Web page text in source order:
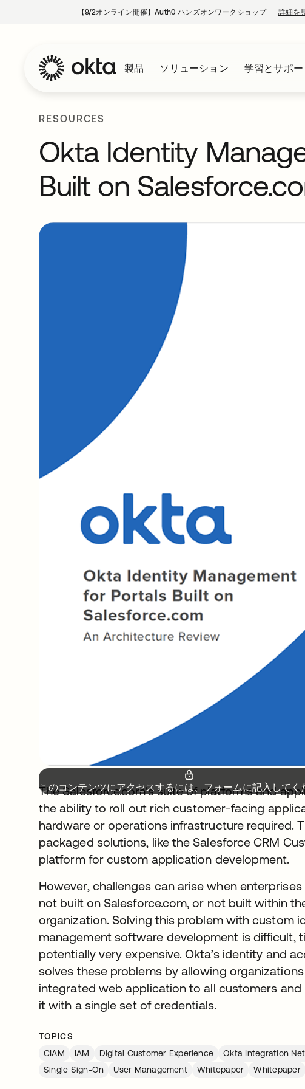
【9/2オンライン開催】Auth0 ハンズオンワークショップ 詳細を
製品 ソリューション 学習とサポー
RESOURCES
Okta Identity
Built on
このコンテンツにアクセスするには、フォームに記入してく
The Salesforce.com's suite of platforms and
the ability to roll out rich customer-facing
hardware or operations infrastructure required.
packaged solutions, like the Salesforce CRM
platform for custom application development.
However, challenges can arise when
not built on Salesforce.com, or not built within
organization. Solving this problem with custom
management software development is difficult,
potentially very expensive. Okta’s identity and
solves these problems by allowing
integrated web application to all customers
it with a single set of credentials.
TOPICS
CIAM
IAM Digital Customer Experience Okta Integration
Single Sign-On
User Management Whitepaper Whitepaper